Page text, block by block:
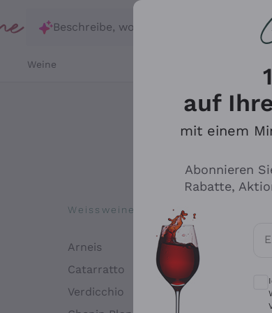
Beschreibe, wonach du suchst
Weine
Weissweine
Arneis
Catarratto
Verdicchio
auf
mit einem
Abonnieren
Rabatte,